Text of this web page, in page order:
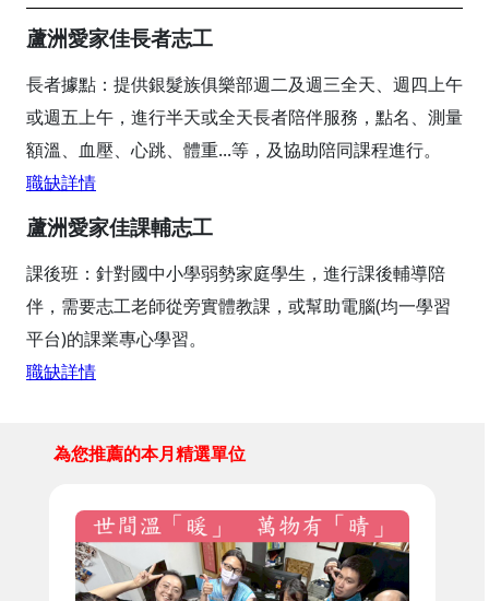
蘆洲愛家佳長者志工
長者據點：提供銀髮族俱樂部週二及週三全天、週四上午
或週五上午，進行半天或全天長者陪伴服務，點名、測量
額溫、血壓、心跳、體重...等，及協助陪同課程進行。
職缺詳情
蘆洲愛家佳課輔志工
課後班：針對國中小學弱勢家庭學生，進行課後輔導陪
伴，需要志工老師從旁實體教課，或幫助電腦(均一學習
平台)的課業專心學習。
職缺詳情
為您推薦的本月精選單位